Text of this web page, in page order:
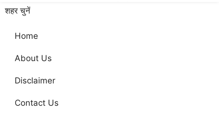
शहर चुनें
Home
About Us
Disclaimer
Contact Us